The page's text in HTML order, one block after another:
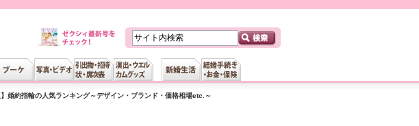
】婚約指輪の人気ランキング～デザイン・ブランド・価格相場etc.～